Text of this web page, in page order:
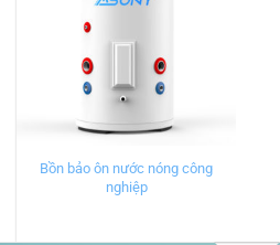
Bồn bảo ôn nước nóng công
nghiệp